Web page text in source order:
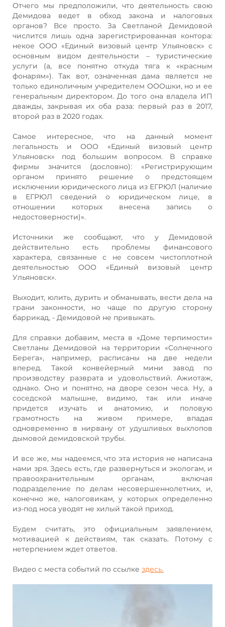
Отчего мы предположили, что деятельность свою
Демидова ведет в обход закона и налоговых
органов? Все просто. За Светланой Демидовой
числится лишь одна зарегистрированная контора:
некое ООО «Единый визовый центр Ульяновск» с
основным видом деятельности – туристические
услуги (а, все понятно откуда тяга к «красным
фонарям»). Так вот, означенная дама является не
только единоличным учредителем ОООшки, но и ее
генеральным директором. До того она владела ИП
дважды, закрывая их оба раза: первый раз в 2017,
второй раз в 2020 годах.
Самое интересное, что на данный момент
легальность и ООО «Единый визовый центр
Ульяновск» под большим вопросом. В справке
фирмы значится (дословно): «Регистрирующим
органом принято решение о предстоящем
исключении юридического лица из ЕГРЮЛ (наличие
в ЕГРЮЛ сведений о юридическом лице, в
отношении которых внесена запись о
недостоверности)».
Источники же сообщают, что у Демидовой
действительно есть проблемы финансового
характера, связанные с не совсем чистоплотной
деятельностью ООО «Единый визовый центр
Ульяновск».
Выходит, юлить, дурить и обманывать, вести дела на
грани законности, но чаще по другую сторону
баррикад, - Демидовой не привыкать.
Для справки добавим, места в «Доме терпимости»
Светланы Демидовой на территории «Солнечного
Берега», например, расписаны на две недели
вперед. Такой конвейерный мини завод по
производству разврата и удовольствий. Ажиотаж,
однако. Оно и понятно, на дворе сезон чеса. Ну, а
соседской малышне, видимо, так или иначе
придется изучать и анатомию, и половую
грамотность на живом примере, впадая
одновременно в нирвану от удушливых выхлопов
дымовой демидовской трубы.
И все же, мы надеемся, что эта история не написана
нами зря. Здесь есть, где развернуться и экологам, и
правоохранительным органам, включая
подразделение по делам несовершеннолетних, и,
конечно же, налоговикам, у которых определенно
из-под носа уводят не хилый такой приход.
Будем считать, это официальным заявлением,
мотивацией к действиям, так сказать. Потому с
нетерпением ждет ответов.
Видео с места событий по ссылке здесь.